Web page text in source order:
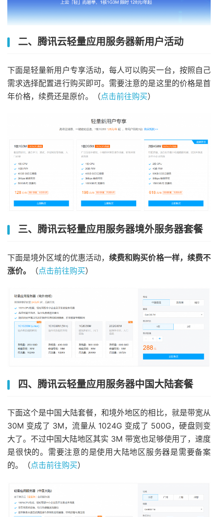
二、腾讯云轻量应用服务器新用户活动
下面是轻量新用户专享活动，每人可以购买一台，按照自己
需求选择配置进行购买即可。需要注意的是这里的价格是首
年价格，续费还是原价。（点击前往购买）
三、腾讯云轻量应用服务器境外服务器套餐
下面是境外区域的优惠活动，续费和购买价格一样，续费不
涨价。
（点击前往购买）
四、腾讯云轻量应用服务器中国大陆套餐
下面这个是中国大陆套餐，和境外地区的相比，就是带宽从
30M 变成了 3M，流量从 1024G 变成了 500G，硬盘则变
大了。不过中国大陆地区其实 3M 带宽也足够使用了，速度
是很快的。需要注意的是使用大陆地区服务器是需要备案
的。（点击前往购买）